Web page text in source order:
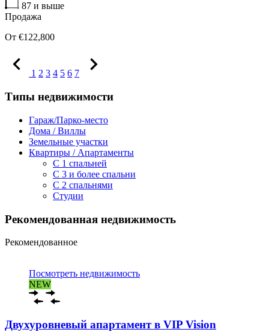
87 и выше
Продажа
От €122,800
1 2 3 4 5 6 7
Типы недвижимости
Гараж/Парко-место
Дома / Виллы
Земельные участки
Квартиры / Апартаменты
C 1 спальней
C 3 и более спальни
С 2 спальнями
Студии
Рекомендованная недвижимость
Рекомендованное
Посмотреть недвижимость
NEW
Двухуровневый апартамент в VIP Vision